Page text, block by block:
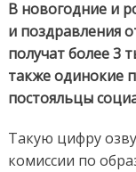
В новогодние и
и поздравления
получат более 3
также одинокие
постояльцы
Такую цифру
комиссии по